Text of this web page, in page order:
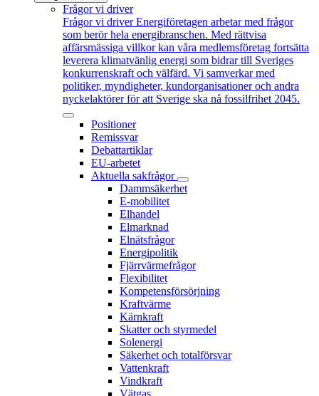
Frågor vi driver
Frågor vi driver Energiföretagen arbetar med frågor
som berör hela energibranschen. Med rättvisa
affärsmässiga villkor kan våra medlemsföretag fortsätta
leverera klimatvänlig energi som bidrar till Sveriges
konkurrenskraft och välfärd. Vi samverkar med
politiker, myndigheter, kundorganisationer och andra
nyckelaktörer för att Sverige ska nå fossilfrihet 2045.
Positioner
Remissvar
Debattartiklar
EU-arbetet
Aktuella sakfrågor
Dammsäkerhet
E-mobilitet
Elhandel
Elmarknad
Elnätsfrågor
Energipolitik
Fjärrvärmefrågor
Flexibilitet
Kompetensförsörjning
Kraftvärme
Kärnkraft
Skatter och styrmedel
Solenergi
Säkerhet och totalförsvar
Vattenkraft
Vindkraft